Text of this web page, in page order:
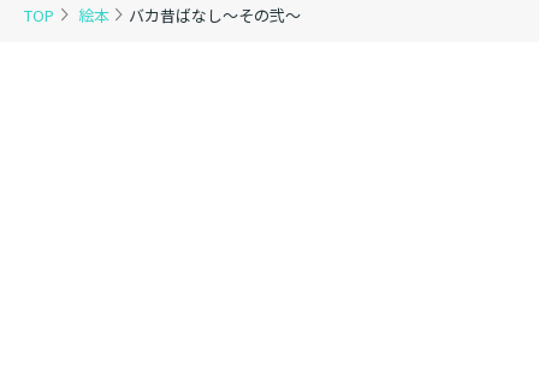
TOP 絵本 バカ昔ばなし～その弐～